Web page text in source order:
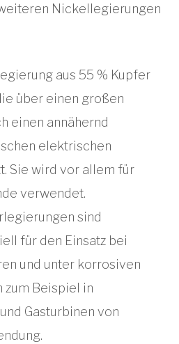
Nickellegierungen
aus 55 % Kupfer
über einen großen
einen annähernd
elektrischen
Sie wird vor allem für
verwendet.
sind
für den Einsatz bei
und unter korrosiven
zum Beispiel in
Gasturbinen von